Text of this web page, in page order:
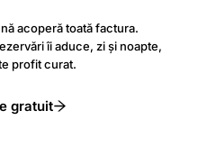
acoperă toată factura.
îi aduce, zi și noapte,
profit curat.
gratuit